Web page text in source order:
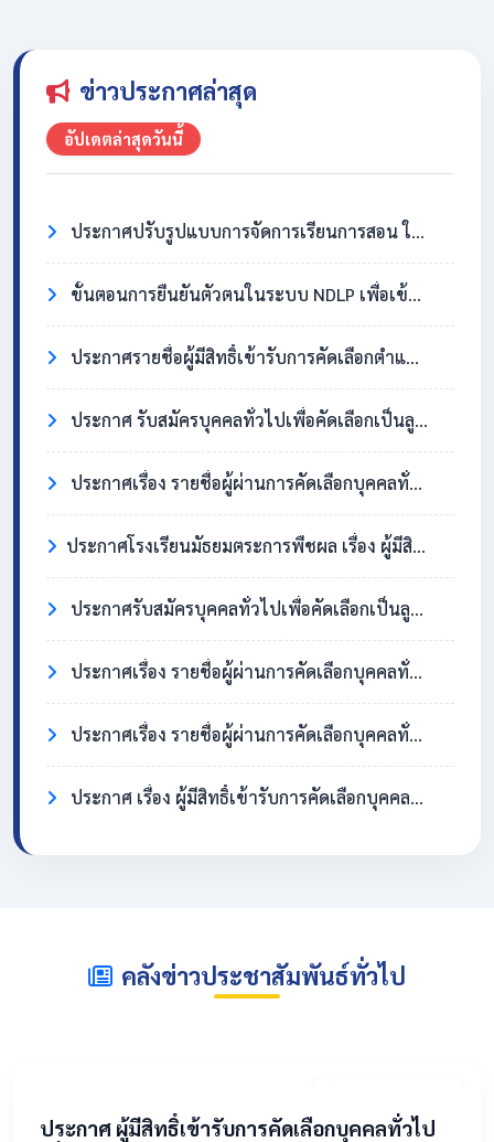
ข่าวประกาศล่าสุด
อัปเดตล่าสุดวันนี้
ประกาศปรับรูปแบบการจัดการเรียนการสอน ในวันที่ 31 กรกฎาคม 2569
ขั้นตอนการยืนยันตัวตนในระบบ NDLP เพื่อเข้าใช้งาน Chromebook
ประกาศรายชื่อผู้มีสิทธิ์เข้ารับการคัดเลือกตำแหน่งครูอัตราจ้าง วิชาเอกสังคมศึกษา
ประกาศ รับสมัครบุคคลทั่วไปเพื่อคัดเลือกเป็นลูกจ้างชั่วคราว ตำแหน่งครูอัตราจ้าง วิชาเอกสังคมศึกษา
ประกาศเรื่อง รายชื่อผู้ผ่านการคัดเลือกบุคคลทั่วไปเพื่อจ้างเป็นลูกจ้างชั่วคราว ตำแหน่ง แม่บ้าน/นักการภารโรง
​ประกาศโรงเรียนมัธยมตระการพืชผล เรื่อง ผู้มีสิทธิ์เข้ารับการคัดเลือกบุคคลทั่วไปเพื่อจ้างเป็นลูกจ้างชั่วคราว ตำแหน่งแม่บ้าน / นักการภารโรง
ประกาศรับสมัครบุคคลทั่วไปเพื่อคัดเลือกเป็นลูกจ้างชั่วคราว ตำแหน่งแม่บ้าน / นักการภารโรง
ประกาศเรื่อง รายชื่อผู้ผ่านการคัดเลือกบุคคลทั่วไปเพื่อจ้างเป็นลูกจ้างชั่วคราว ตำแหน่งครูอัตราจ้าง วิชาเอกภาษาอังกฤษ
ประกาศเรื่อง รายชื่อผู้ผ่านการคัดเลือกบุคคลทั่วไปเพื่อจ้างเป็นลูกจ้างชั่วคราว ตำแหน่ง แม่บ้าน/นักการภารโรง
ประกาศ เรื่อง ผู้มีสิทธิ์เข้ารับการคัดเลือกบุคคลทั่วไปเพื่อจ้างเป็นลูกจ้างชั่วคราว ตำแหน่งครูอัตราจ้าง วิชาเอกภาษาอังกฤษ
คลังข่าวประชาสัมพันธ์ทั่วไป
​ประกาศ ผู้มีสิทธิ์เข้ารับการคัดเลือกบุคคลทั่วไป